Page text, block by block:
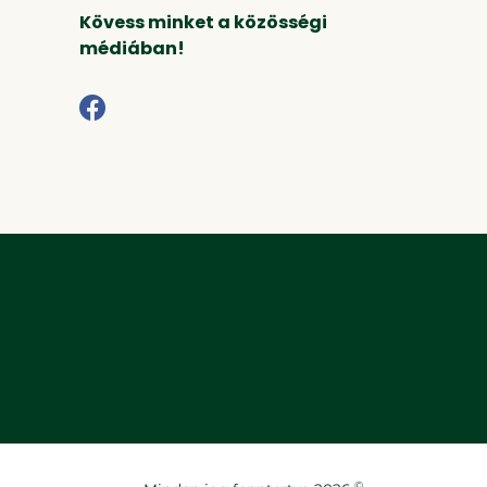
Kövess minket a közösségi
médiában!